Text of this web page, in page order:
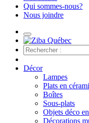
Qui sommes-nous?
Nous joindre
Décor
Lampes
Plats en
Boîtes
Sous-plats
Objets déco
Décorations